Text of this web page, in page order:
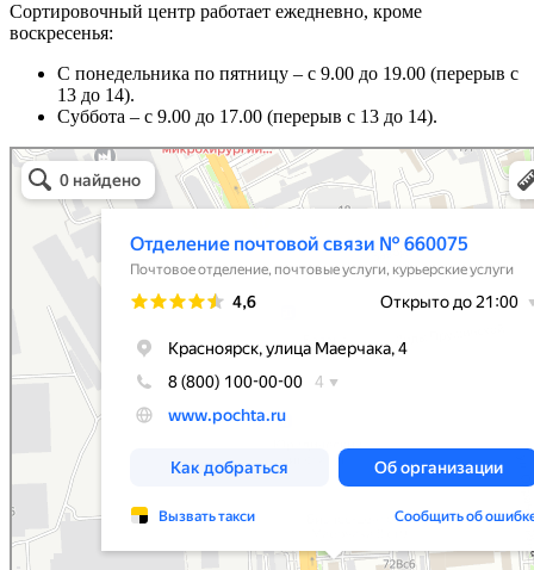
Сортировочный центр работает ежедневно, кроме
воскресенья:
С понедельника по пятницу – с 9.00 до 19.00 (перерыв с
13 до 14).
Суббота – с 9.00 до 17.00 (перерыв с 13 до 14).